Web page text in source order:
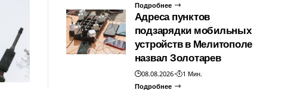
Подробнее
Адреса пунктов
подзарядки мобильных
устройств в Мелитополе
назвал Золотарев
08.08.2026
1 Мин.
Подробнее